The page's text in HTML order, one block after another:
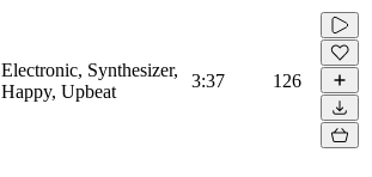
Electronic, Synthesizer,
Happy, Upbeat
3:37 126